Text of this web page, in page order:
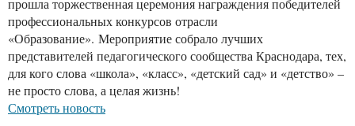
прошла торжественная церемония награждения победителей
профессиональных конкурсов отрасли
«Образование». Мероприятие собрало лучших
представителей педагогического сообщества Краснодара, тех,
для кого слова «школа», «класс», «детский сад» и «детство» –
не просто слова, а целая жизнь!
Смотреть новость